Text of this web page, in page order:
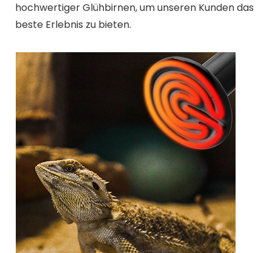
hochwertiger Glühbirnen, um unseren Kunden das
beste Erlebnis zu bieten.